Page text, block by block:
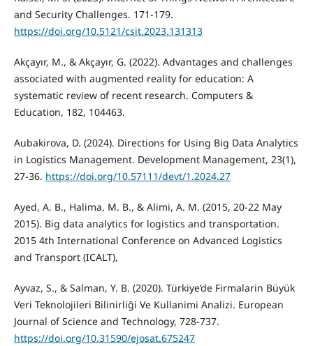
and Security Challenges. 171-179.
https://doi.org/10.5121/csit.2023.131313
Akçayır, M., & Akçayır, G. (2022). Advantages and challenges
associated with augmented reality for education: A
systematic review of recent research. Computers &
Education, 182, 104463.
Aubakirova, D. (2024). Directions for Using Big Data Analytics
in Logistics Management. Development Management, 23(1),
27-36. https://doi.org/10.57111/devt/1.2024.27
Ayed, A. B., Halima, M. B., & Alimi, A. M. (2015, 20-22 May
2015). Big data analytics for logistics and transportation.
2015 4th International Conference on Advanced Logistics
and Transport (ICALT),
Ayvaz, S., & Salman, Y. B. (2020). Türkiye’de Firmalarin Büyük
Veri Teknolojileri Bilinirliği Ve Kullanimi Analizi. European
Journal of Science and Technology, 728-737.
https://doi.org/10.31590/ejosat.675247